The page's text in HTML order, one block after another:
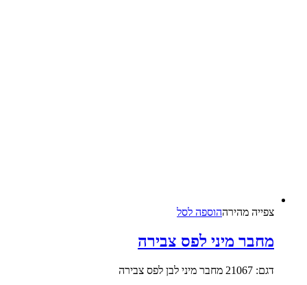
צפייה‬ ‫מהירה‬הוספה לסל
מחבר מיני לפס צבירה
דגם: 21067 מחבר מיני לבן לפס צבירה